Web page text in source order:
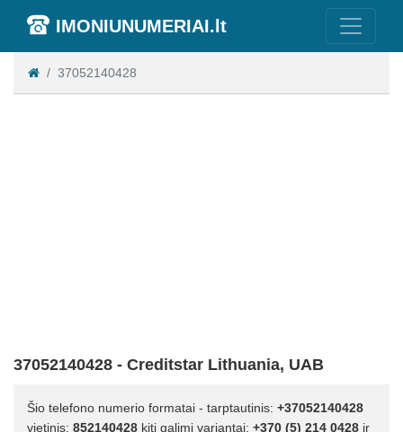
IMONIUNUMERIAI.lt
37052140428
37052140428 - Creditstar Lithuania, UAB
Šio telefono numerio formatai - tarptautinis: +37052140428
vietinis: 852140428 kiti galimi variantai: +370 (5) 214 0428 ir